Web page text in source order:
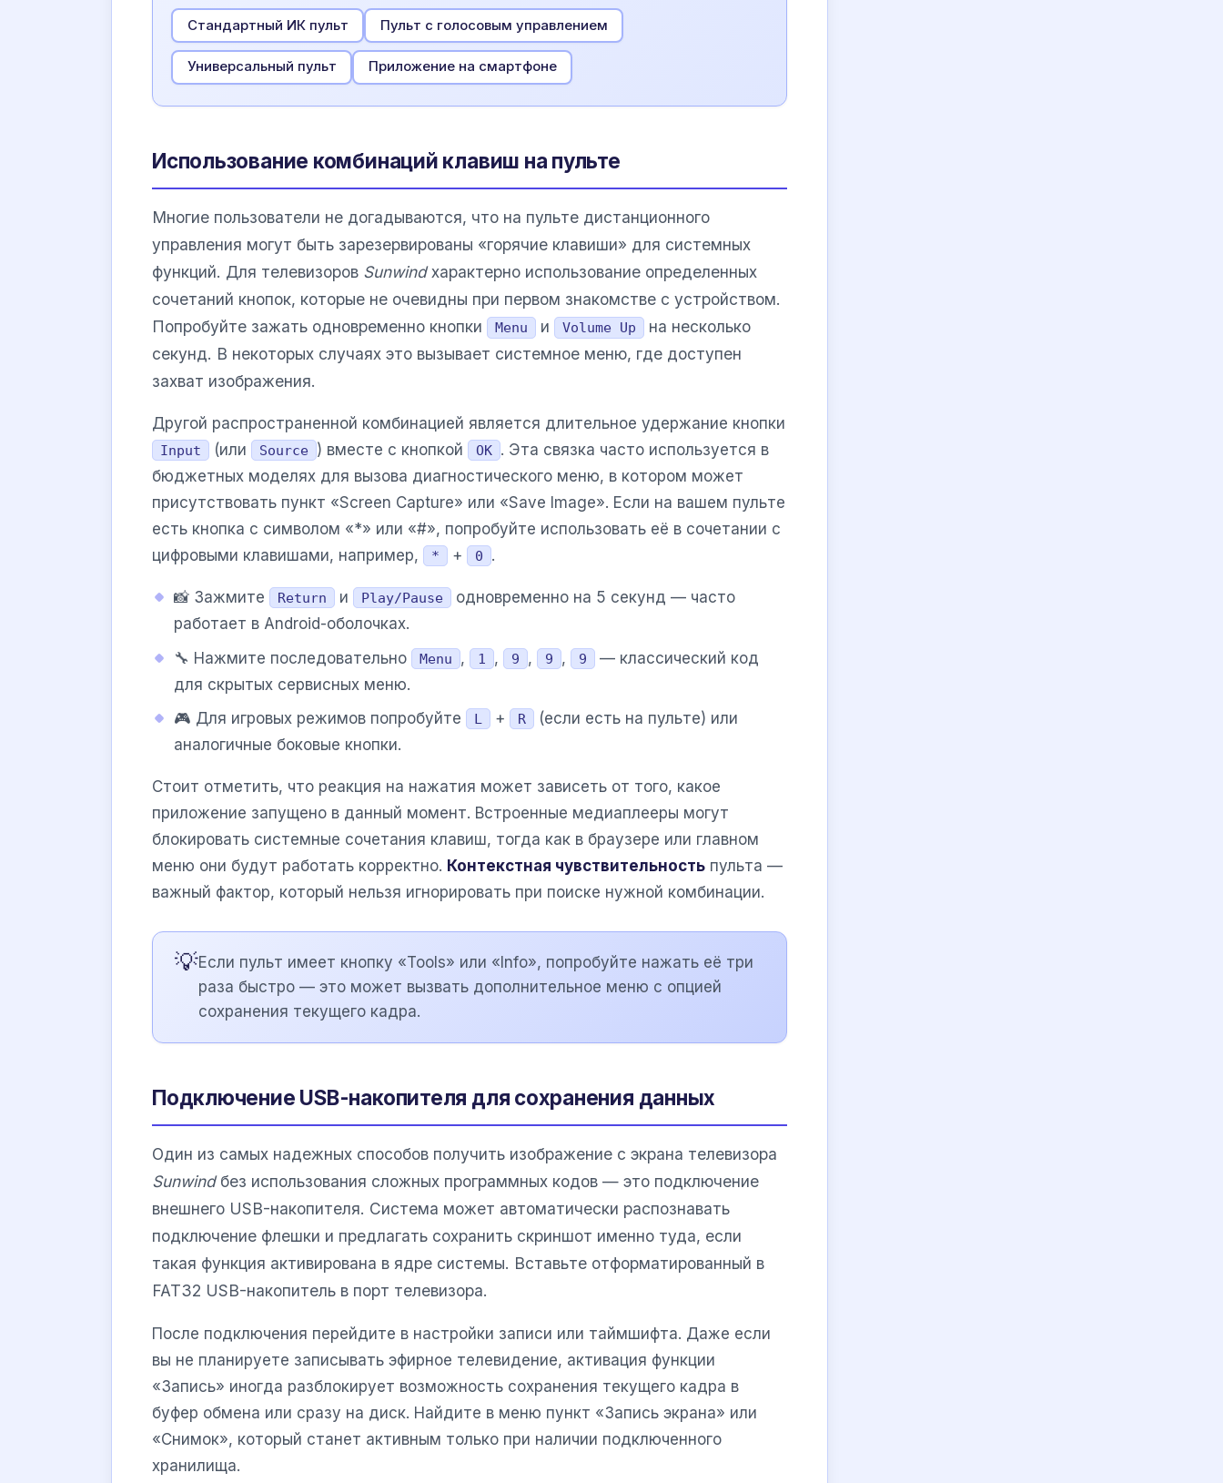
Стандартный ИК пульт Пульт с голосовым управлением
Универсальный пульт Приложение на смартфоне
Использование комбинаций клавиш на пульте
Многие пользователи не догадываются, что на пульте дистанционного
управления могут быть зарезервированы «горячие клавиши» для системных
функций. Для телевизоров Sunwindхарактерно использование определенных
сочетаний кнопок, которые не очевидны при первом знакомстве с устройством.
Попробуйте зажать одновременно кнопки
Menu и Volume Up
на несколько
секунд. В некоторых случаях это вызывает системное меню, где доступен
захват изображения.
Другой распространенной комбинацией является длительное удержание кнопки
Input (или Source ) вместе с кнопкой OK . Эта связка часто используется в
бюджетных моделях для вызова диагностического меню, в котором может
присутствовать пункт «Screen Capture» или «Save Image». Если на вашем пульте
есть кнопка с символом «*» или «#», попробуйте использовать её в сочетании с
цифровыми клавишами, например,
* + 0 .
📸 Зажмите Return и Play/Pause
одновременно на 5 секунд — часто
работает в Android-оболочках.
🔧 Нажмите последовательно
Menu , 1 , 9 , 9 , 9
— классический код
для скрытых сервисных меню.
🎮 Для игровых режимов попробуйте
L + R
(если есть на пульте) или
аналогичные боковые кнопки.
Стоит отметить, что реакция на нажатия может зависеть от того, какое
приложение запущено в данный момент. Встроенные медиаплееры могут
блокировать системные сочетания клавиш, тогда как в браузере или главном
меню они будут работать корректно. Контекстная чувствительность пульта —
важный фактор, который нельзя игнорировать при поиске нужной комбинации.
💡Если пульт имеет кнопку «Tools» или «Info», попробуйте нажать её три
раза быстро — это может вызвать дополнительное меню с опцией
сохранения текущего кадра.
Подключение USB-накопителя для сохранения данных
Один из самых надежных способов получить изображение с экрана телевизора
Sunwindбез использования сложных программных кодов — это подключение
внешнего USB-накопителя. Система может автоматически распознавать
подключение флешки и предлагать сохранить скриншот именно туда, если
такая функция активирована в ядре системы. Вставьте отформатированный в
FAT32 USB-накопитель в порт телевизора.
После подключения перейдите в настройки записи или таймшифта. Даже если
вы не планируете записывать эфирное телевидение, активация функции
«Запись» иногда разблокирует возможность сохранения текущего кадра в
буфер обмена или сразу на диск. Найдите в меню пункт «Запись экрана» или
«Снимок», который станет активным только при наличии подключенного
хранилища.